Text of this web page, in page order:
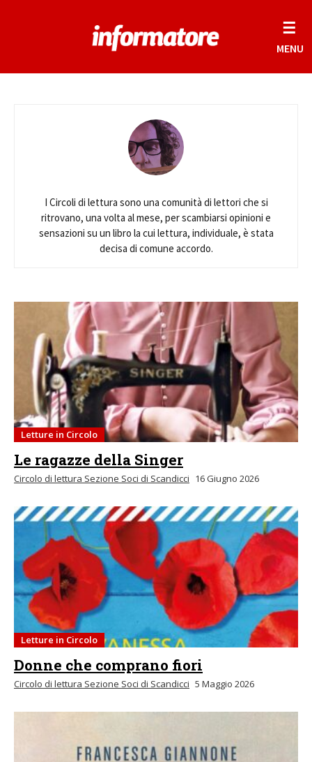
☰
MENU
I Circoli di lettura sono una comunità di lettori che si
ritrovano, una volta al mese, per scambiarsi opinioni e
sensazioni su un libro la cui lettura, individuale, è stata
decisa di comune accordo.
Letture in Circolo
Le ragazze della Singer
Circolo di lettura Sezione Soci di Scandicci 16 Giugno 2026
Letture in Circolo
Donne che comprano fiori
Circolo di lettura Sezione Soci di Scandicci 5 Maggio 2026